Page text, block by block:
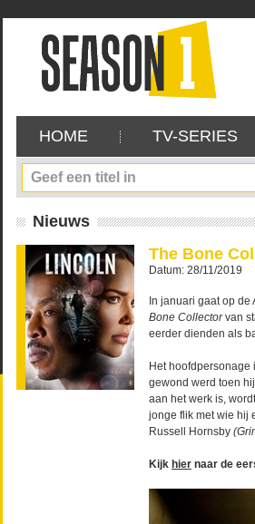
HOME TV-SERIES
Nieuws
The Bone
Datum: 28/11/2019
In januari gaat op
Bone Collectorvan
eerder dienden als
Het
gewond werd toen
aan het werk is,
jonge flik met wie hij
Russell Hornsby
Kijk hier naar de